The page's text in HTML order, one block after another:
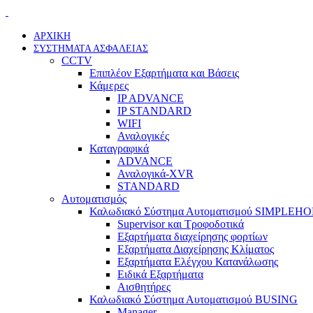
ΑΡΧΙΚΗ
ΣΥΣΤΗΜΑΤΑ ΑΣΦΑΛΕΙΑΣ
CCTV
Επιπλέον Εξαρτήματα και Βάσεις
Κάμερες
IP ADVANCE
IP STANDARD
WIFI
Αναλογικές
Καταγραφικά
ADVANCE
Αναλογικά-XVR
STANDARD
Αυτοματισμός
Καλωδιακό Σύστημα Αυτοματισμού
Supervisor και Τροφοδοτικά
Εξαρτήματα διαχείρησης φορτίων
Εξαρτήματα Διαχείρησης Κλίματος
Εξαρτήματα Ελέγχου Κατανάλωσης
Ειδικά Εξαρτήματα
Αισθητήρες
Καλωδιακό Σύστημα Αυτοματισμού BUSING